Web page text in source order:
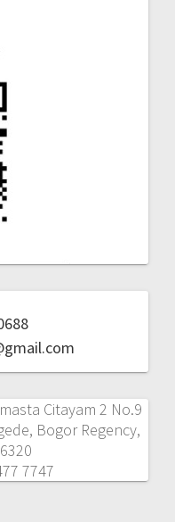
Citayam 2 No.9
Bogor Regency,
7747